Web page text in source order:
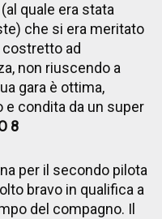
quale era stata
che si era meritato
costretto ad
non riuscendo a
gara è ottima,
condita da un super
8
per il secondo pilota
bravo in qualifica a
del compagno. Il